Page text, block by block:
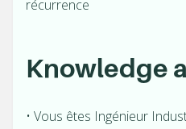
récurrence
Knowledge
• Vous êtes Ingénieur